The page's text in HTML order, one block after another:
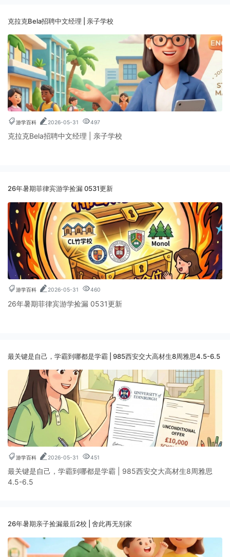
克拉克Bela招聘中文经理 | 亲子学校
游学百科 2026-05-31 497
克拉克Bela招聘中文经理 | 亲子学校
26年暑期菲律宾游学捡漏 0531更新
游学百科 2026-05-31 460
26年暑期菲律宾游学捡漏 0531更新
最关键是自己，学霸到哪都是学霸 | 985西安交大高材生8周雅思4.5-6.5
游学百科 2026-05-31 451
最关键是自己，学霸到哪都是学霸 | 985西安交大高材生8周雅思
4.5-6.5
26年暑期亲子捡漏最后2校 | 舍此再无别家